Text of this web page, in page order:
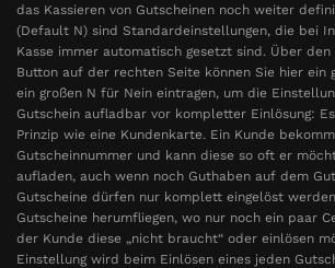
das Kassieren von Gutscheinen noch weiter
(Default N) sind Standardeinstellungen, die bei
Kasse immer automatisch gesetzt sind. Über
Button auf der rechten Seite können Sie hier ein
ein großen N für Nein eintragen, um die
Gutschein aufladbar vor kompletter Einlösung:
Prinzip wie eine Kundenkarte. Ein Kunde
Gutscheinnummer und kann diese so oft er
aufladen, auch wenn noch Guthaben auf dem
Gutscheine dürfen nur komplett eingelöst
Gutscheine herumfliegen, wo nur noch ein paar
der Kunde diese „nicht braucht“ oder einlösen
Einstellung wird beim Einlösen eines jeden